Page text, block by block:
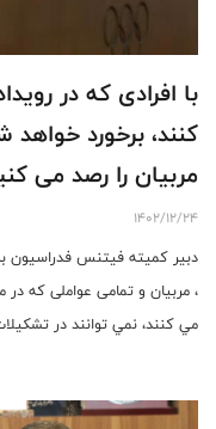
با افرادی که در
کنند، برخورد خواهد
مربیان را رصد می
1402/12/24
دبير كميته فيتنس فدراسيون
، مربيان و تمامی عواملی كه
مي كنند، نمي توانند در